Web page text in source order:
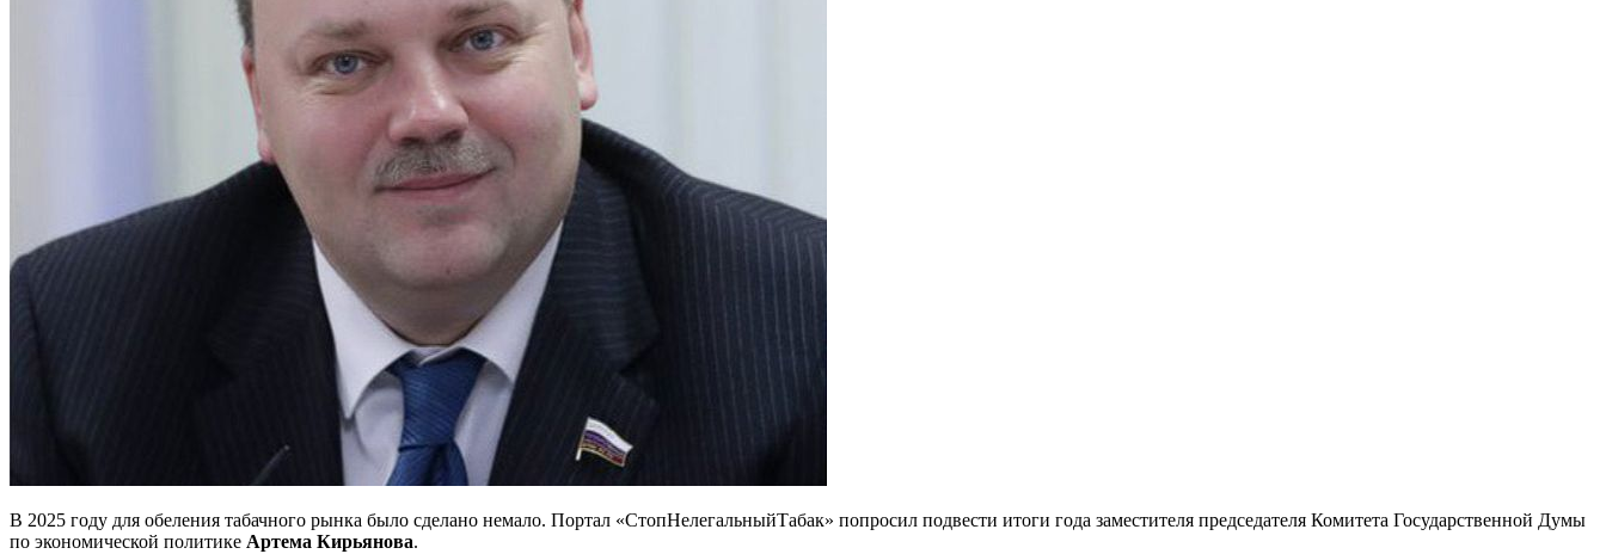
В 2025 году для обеления табачного рынка было сделано немало. Портал «СтопНелегальныйТабак» попросил подвести итоги года заместителя председателя Комитета Государственной Думы
по экономической политике Артема Кирьянова.